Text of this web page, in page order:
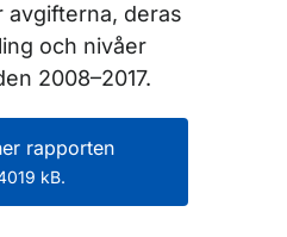
avgifterna, deras
och nivåer
2008–2017.
rapporten
kB.